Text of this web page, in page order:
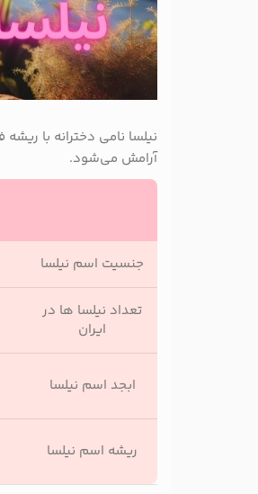
نیلسا نامی دخترانه با
آرامش می‌شود.
جنسیت اسم نیلسا
تعداد نیلسا ها در
ایران
ابجد اسم نیلسا
ریشه اسم نیلسا